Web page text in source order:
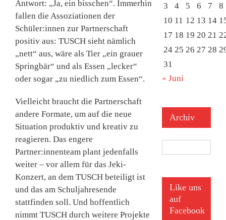
Antwort: „Ja, ein bisschen“. Immerhin
fallen die Assoziationen der
Schüler:innen zur Partnerschaft
positiv aus: TUSCH sieht nämlich
„nett“ aus, wäre als Tier „ein grauer
Springbär“ und als Essen „lecker“
oder sogar „zu niedlich zum Essen“.
Vielleicht braucht die Partnerschaft
andere Formate, um auf die neue
Situation produktiv und kreativ zu
reagieren. Das engere
Partner:innenteam plant jedenfalls
weiter – vor allem für das Jeki-
Konzert, an dem TUSCH beteiligt ist
und das am Schuljahresende
stattfinden soll. Und hoffentlich
nimmt TUSCH durch weitere Projekte
3
4 5 6 7
8
10 11 12 13 14
17 18 19 20 21
24 25 26 27 28
31
« Juni
Archiv
Like uns
auf
Facebook